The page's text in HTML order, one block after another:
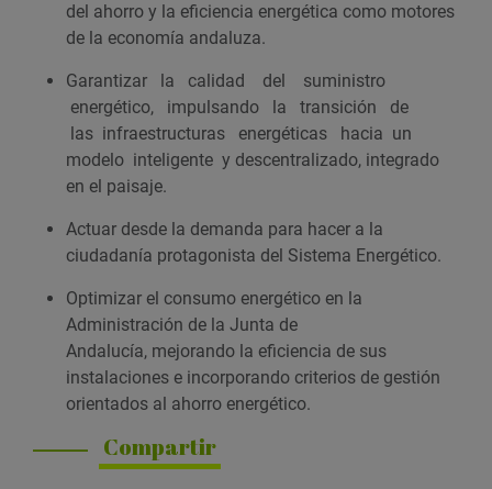
del ahorro y la eficiencia energética como motores
de la economía andaluza.
Garantizar la calidad del suministro
energético, impulsando la transición de
las infraestructuras energéticas hacia un
modelo inteligente y descentralizado, integrado
en el paisaje.
Actuar desde la demanda para hacer a la
ciudadanía protagonista del Sistema Energético.
Optimizar el consumo energético en la
Administración de la Junta de
Andalucía, mejorando la eficiencia de sus
instalaciones e incorporando criterios de gestión
orientados al ahorro energético.
Compartir